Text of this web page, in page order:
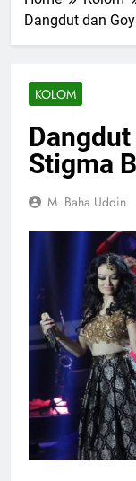
Dangdut dan
KOLOM
Stigma
M. Baha Uddin